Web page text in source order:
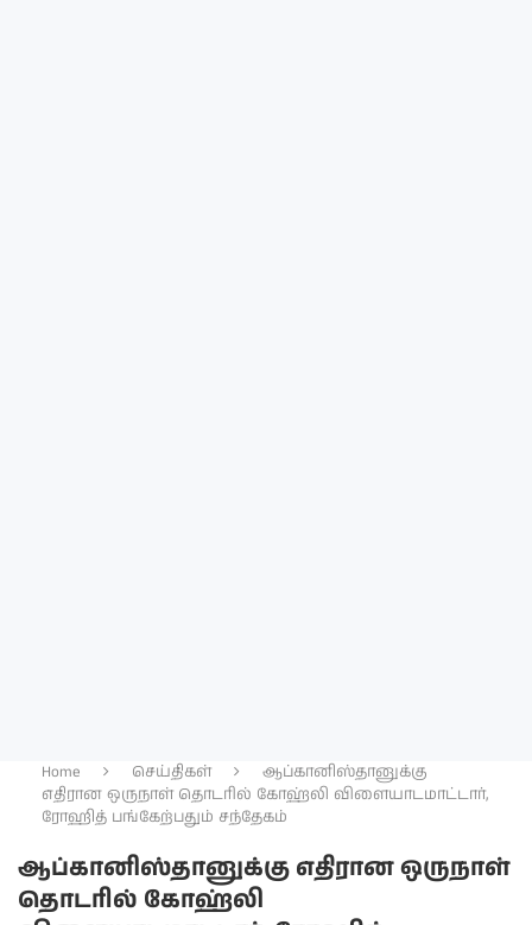
Home செய்திகள்
ஆப்கானிஸ்தானுக்கு
எதிரான ஒருநாள் தொடரில் கோஹ்லி விளையாடமாட்டார்,
ரோஹித் பங்கேற்பதும் சந்தேகம்
ஆப்கானிஸ்தானுக்கு எதிரான ஒருநாள்
தொடரில் கோஹ்லி